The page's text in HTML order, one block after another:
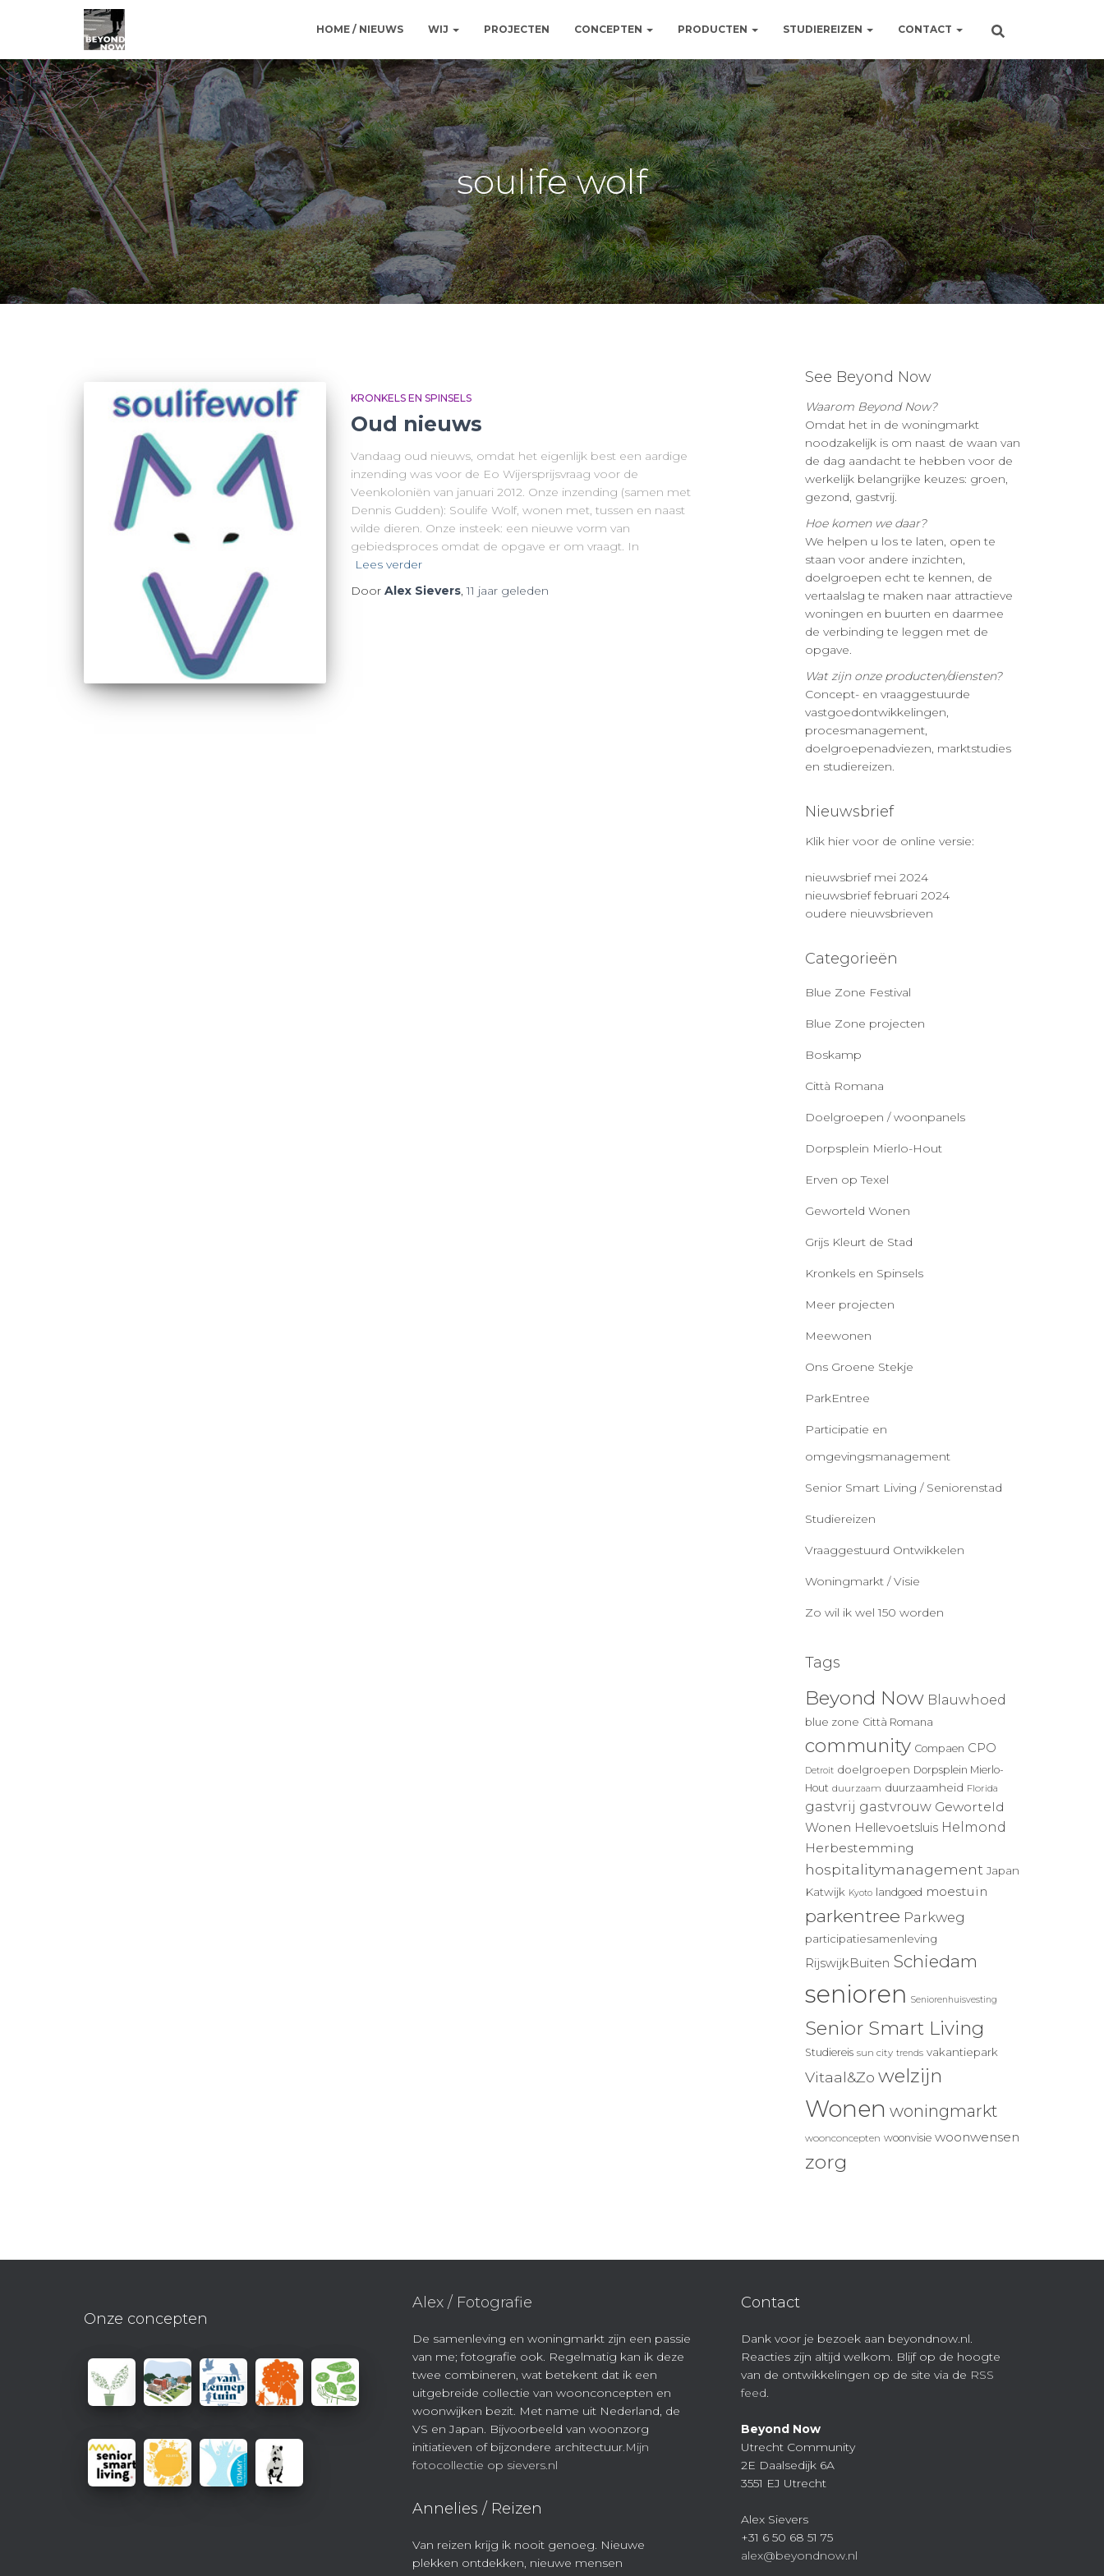
HOME / NIEUWS WIJ PROJECTEN CONCEPTEN PRODUCTEN STUDIEREIZEN CONTACT
soulife wolf
KRONKELS EN SPINSELS
Oud nieuws
Vandaag oud nieuws, omdat het eigenlijk best een aardige
inzending was voor de Eo Wijersprijsvraag voor de
Veenkoloniën van januari 2012. Onze inzending (samen met
Dennis Gudden): Soulife Wolf, wonen met, tussen en naast
wilde dieren. Onze insteek: een nieuwe vorm van
gebiedsproces omdat de opgave er om vraagt. In
Lees verder
Door Alex Sievers,11 jaar geleden
See Beyond Now
Waarom Beyond Now?
Omdat het in de woningmarkt
noodzakelijk is om naast de waan van
de dag aandacht te hebben voor de
werkelijk belangrijke keuzes: groen,
gezond, gastvrij.
Hoe komen we daar?
We helpen u los te laten, open te
staan voor andere inzichten,
doelgroepen echt te kennen, de
vertaalslag te maken naar attractieve
woningen en buurten en daarmee
de verbinding te leggen met de
opgave.
Wat zijn onze producten/diensten?
Concept- en vraaggestuurde
vastgoedontwikkelingen,
procesmanagement,
doelgroepenadviezen, marktstudies
en studiereizen.
Nieuwsbrief
Klik hier voor de online versie:
nieuwsbrief mei 2024
nieuwsbrief februari 2024
oudere nieuwsbrieven
Categorieën
Blue Zone Festival
Blue Zone projecten
Boskamp
Città Romana
Doelgroepen / woonpanels
Dorpsplein Mierlo-Hout
Erven op Texel
Geworteld Wonen
Grijs Kleurt de Stad
Kronkels en Spinsels
Meer projecten
Meewonen
Ons Groene Stekje
ParkEntree
Participatie en
omgevingsmanagement
Senior Smart Living / Seniorenstad
Studiereizen
Vraaggestuurd Ontwikkelen
Woningmarkt / Visie
Zo wil ik wel 150 worden
Tags
Beyond Now Blauwhoed
blue zone Città Romana
community Compaen CPO
Detroit doelgroepen Dorpsplein Mierlo-
Hout duurzaam duurzaamheid Florida
gastvrij gastvrouw Geworteld
Wonen Hellevoetsluis Helmond
Herbestemming
hospitalitymanagement Japan
Katwijk Kyoto landgoed moestuin
parkentree Parkweg
participatiesamenleving
RijswijkBuiten Schiedam
senioren Seniorenhuisvesting
Senior Smart Living
Studiereis sun city trends vakantiepark
Vitaal&Zo welzijn
Wonen woningmarkt
woonconcepten woonvisie woonwensen
zorg
Onze concepten
Alex / Fotografie
De samenleving en woningmarkt zijn een passie
van me; fotografie ook. Regelmatig kan ik deze
twee combineren, wat betekent dat ik een
uitgebreide collectie van woonconcepten en
woonwijken bezit. Met name uit Nederland, de
VS en Japan. Bijvoorbeeld van woonzorg
initiatieven of bijzondere architectuur.Mijn
fotocollectie op sievers.nl
Annelies / Reizen
Van reizen krijg ik nooit genoeg. Nieuwe
plekken ontdekken, nieuwe mensen
Contact
Dank voor je bezoek aan beyondnow.nl.
Reacties zijn altijd welkom. Blijf op de hoogte
van de ontwikkelingen op de site via de RSS
feed.
Beyond Now
Utrecht Community
2E Daalsedijk 6A
3551 EJ Utrecht
Alex Sievers
+31 6 50 68 51 75
alex@beyondnow.nl